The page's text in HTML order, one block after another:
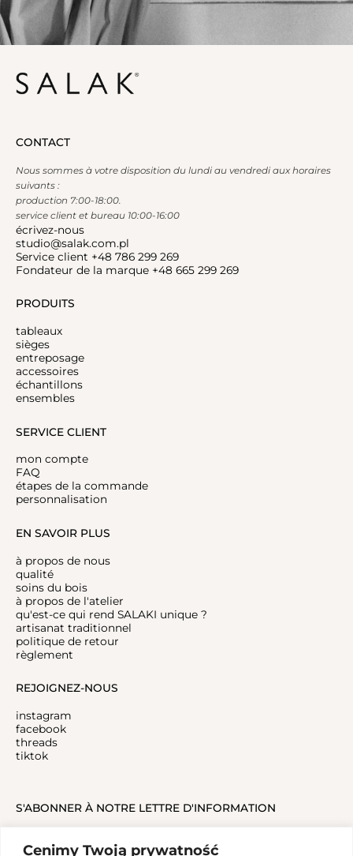
Cenimy Twoją prywatność
PRODUITS
tableaux
sièges
entreposage
accessoires
échantillons
ensembles
SERVICE CLIENT
mon compte
FAQ
étapes de la commande
personnalisation
CONTACT
Nous sommes à votre disposition du lundi au vendredi aux horaires
suivants :
production 7:00-18:00.
service client et bureau 10:00-16:00
écrivez-nous
studio@salak.com.pl
Service client +48 786 299 269
Fondateur de la marque +48 665 299 269
EN SAVOIR PLUS
à propos de nous
qualité
soins du bois
à propos de l'atelier
qu'est-ce qui rend SALAKI unique ?
artisanat traditionnel
politique de retour
règlement
REJOIGNEZ-NOUS
instagram
facebook
threads
tiktok
S'ABONNER À NOTRE LETTRE D'INFORMATION